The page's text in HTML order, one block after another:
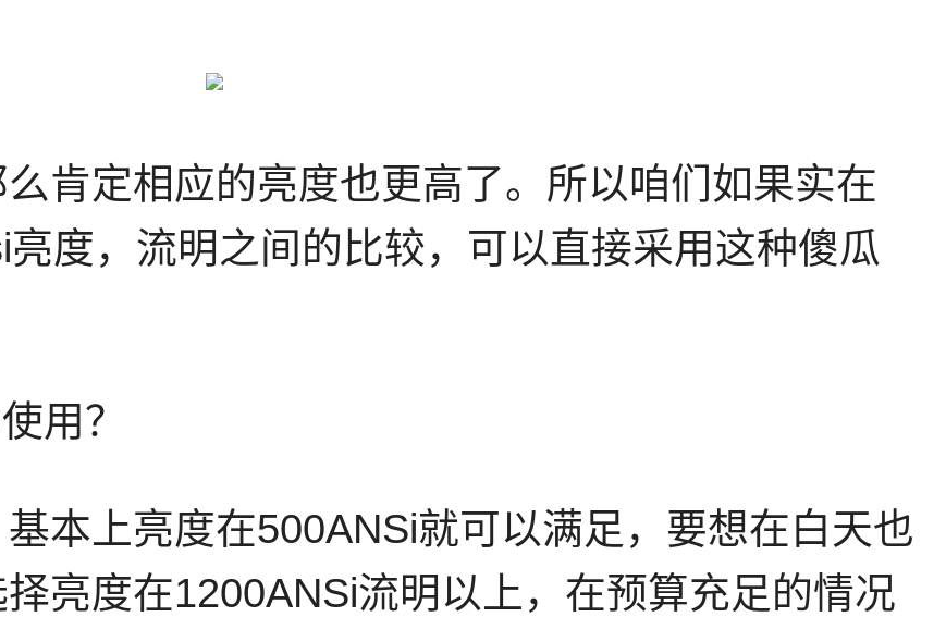
肯定相应的亮度也更高了。所以咱们如果实在
度，流明之间的比较，可以直接采用这种傻瓜
用？
本上亮度在500ANSi就可以满足，要想在白天也
亮度在1200ANSi流明以上，在预算充足的情况